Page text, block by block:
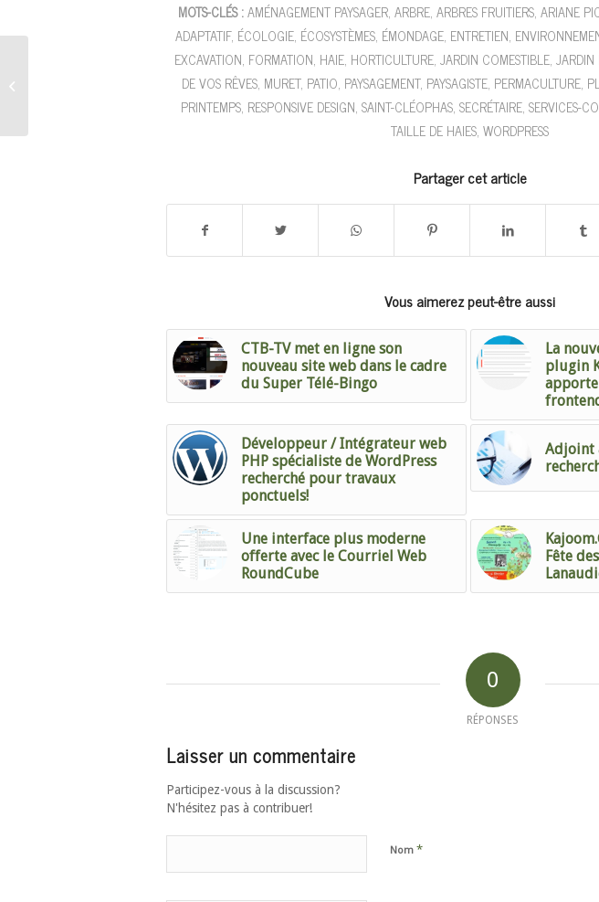
MOTS-CLÉS :AMÉNAGEMENT PAYSAGER, ARBRE, ARBRES FRUITIERS, ARIANE
ADAPTATIF, ÉCOLOGIE, ÉCOSYSTÈMES, ÉMONDAGE, ENTRETIEN,
EXCAVATION, FORMATION, HAIE, HORTICULTURE,JARDIN COMESTIBLE,JARDIN
DE VOS RÊVES, MURET, PATIO, PAYSAGEMENT, PAYSAGISTE, PERMACULTURE,
PRINTEMPS, RESPONSIVE DESIGN,SAINT-CLÉOPHAS,SECRÉTAIRE,SERVICES-
TAILLE DE HAIES,WORDPRESS
Partager cet article
Vous aimerez peut-être aussi
CTB-TV met en ligne son
nouveau site web dans le cadre
du Super Télé-Bingo
La
plugin
Développeur / Intégrateur web
PHP spécialiste de WordPress
recherché pour travaux
ponctuels!
Adjoint
Une interface plus moderne
offerte avec le Courriel Web
RoundCube
Fête
0
RÉPONSES
Laisser un commentaire
Participez-vous à la discussion?
N'hésitez pas à contribuer!
Nom *